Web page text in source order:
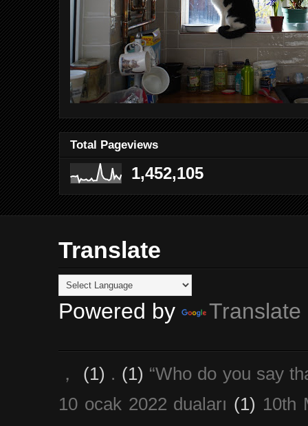
Total Pageviews
1,452,105
Translate
Powered by Translate
， (1) . (1) “Who do you say
10 ocak 2022 duaları (1) 10th